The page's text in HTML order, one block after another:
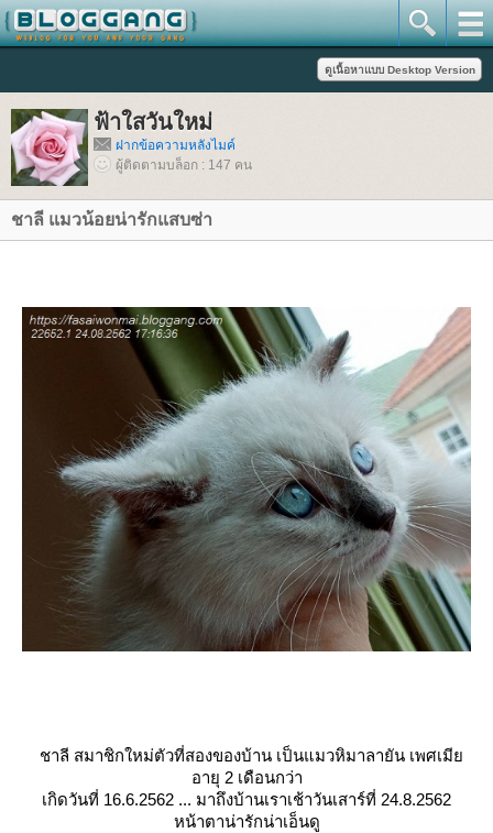
ฟ้าใสวันใหม่
ฝากข้อความหลังไมค์
ผู้ติดตามบล็อก : 147 คน
ชาลี แมวน้อยน่ารักแสบซ่า
ชาลี สมาชิกใหม่ตัวที่สองของบ้าน เป็นแมวหิมาลายัน เพศเมี
อายุ 2 เดือนกว่า
เกิดวันที่ 16.6.2562 ... มาถึงบ้านเราเช้าวันเสาร์ที่ 24.8.2562
หน้าตาน่ารักน่าเอ็นดู